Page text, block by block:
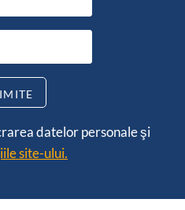
datelor personale şi
site-ului.